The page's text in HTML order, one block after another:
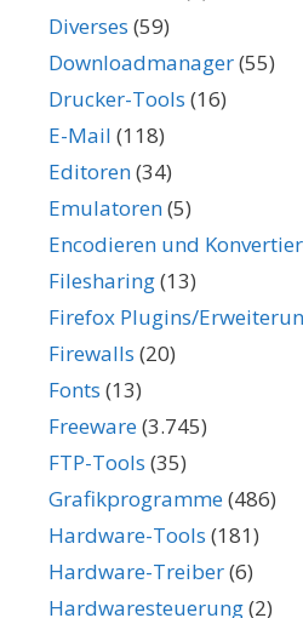
Diverses (59)
Downloadmanager(55)
Drucker-Tools (16)
E-Mail (118)
Editoren(34)
Emulatoren(5)
Encodieren und
Filesharing(13)
Firefox Plugins/
Firewalls (20)
Fonts (13)
Freeware(3.745)
FTP-Tools (35)
Grafikprogramme(486)
Hardware-Tools (181)
Hardware-Treiber(6)
Hardwaresteuerung(2)